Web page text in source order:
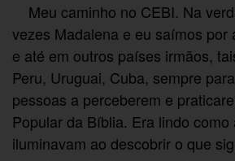
Meu caminho no CEBI. Na
vezes Madalena e eu saímos por
e até em outros países irmãos,
Peru, Uruguai, Cuba, sempre
pessoas a perceberem e
Popular da Bíblia. Era lindo como
iluminavam ao descobrir o que